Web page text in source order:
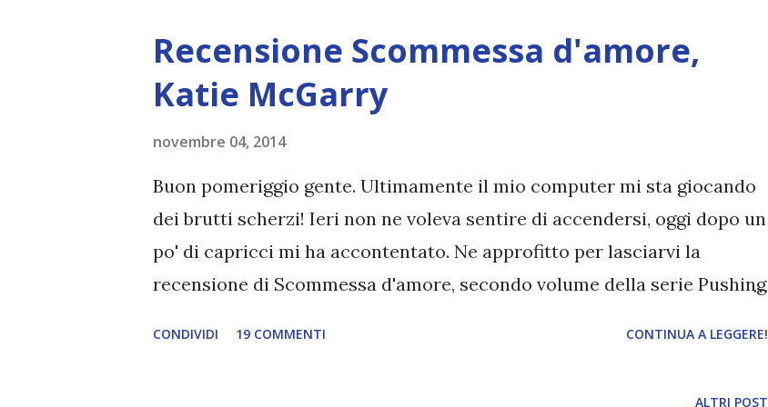
Clare e la Black e sicuramente queste due insieme faranno scintille. Un
po' mi preoccupano le varie somiglianze con Harry Potter, ma alla fine
sono sicura che le autrici riusciranno a sorprendermi! Da brava fan
della serie Shadowhunters, non mi lascerò sfuggire Le cronache di
Magnus Bane ( 11 Novembre ). Tra l'altro Magnus è anche uno dei miei
personaggi preferiti! Ho letto Opal ( 12 Novembre ) qual...
Recensione Scommessa d'amore,
Katie McGarry
novembre 04, 2014
Buon pomeriggio gente. Ultimamente il mio computer mi sta giocando
dei brutti scherzi! Ieri non ne voleva sentire di accendersi, oggi dopo un
po' di capricci mi ha accontentato. Ne approfitto per lasciarvi la
recensione di Scommessa d'amore, secondo volume della serie Pushing
CONDIVIDI 19 COMMENTI CONTINUA A LEGGERE!
ALTRI POST